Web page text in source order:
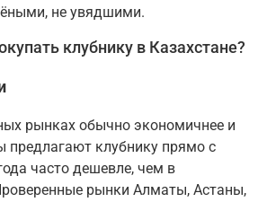
не увядшими.
клубнику в Казахстане?
рынках обычно экономичнее и
предлагают клубнику прямо с
часто дешевле, чем в
рынки Алматы, Астаны,